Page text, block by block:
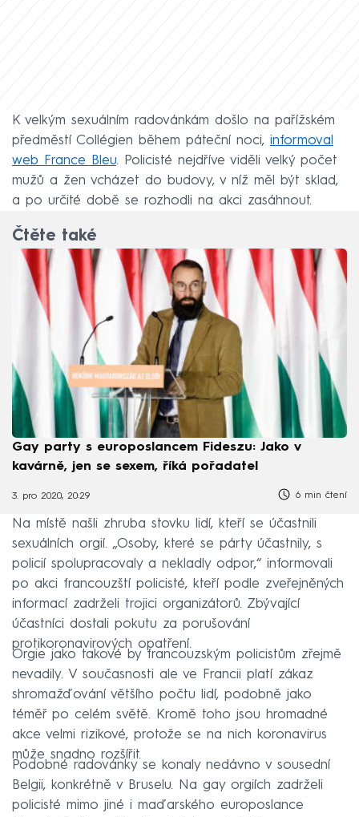
K velkým sexuálním radovánkám došlo na pařížském
předměstí Collégien během páteční noci, informoval
web France Bleu. Policisté nejdříve viděli velký počet
mužů a žen vcházet do budovy, v níž měl být sklad,
a po určité době se rozhodli na akci zasáhnout.
Čtěte také
Gay party s europoslancem Fideszu: Jako v
kavárně, jen se sexem, říká pořadatel
3. pro 2020, 20:29 6 min čtení
Na místě našli zhruba stovku lidí, kteří se účastnili
sexuálních orgií. „Osoby, které se párty účastnily, s
policií spolupracovaly a nekladly odpor,“ informovali
po akci francouzští policisté, kteří podle zveřejněných
informací zadrželi trojici organizátorů. Zbývající
účastníci dostali pokutu za porušování
protikoronavirových opatření.
Orgie jako takové by francouzským policistům zřejmě
nevadily. V současnosti ale ve Francii platí zákaz
shromažďování většího počtu lidí, podobně jako
téměř po celém světě. Kromě toho jsou hromadné
akce velmi rizikové, protože se na nich koronavirus
může snadno rozšířit.
Podobné radovánky se konaly nedávno v sousední
Belgii, konkrétně v Bruselu. Na gay orgiích zadrželi
policisté mimo jiné i maďarského europoslance